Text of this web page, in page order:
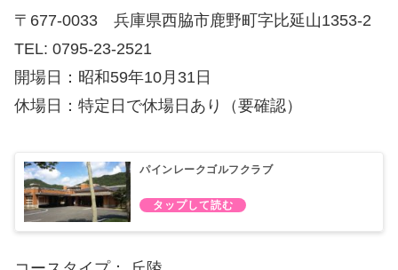
〒677-0033 兵庫県西脇市鹿野町字比延山1353-2
TEL: 0795-23-2521
開場日：昭和59年10月31日
休場日：特定日で休場日あり（要確認）
パインレークゴルフクラブ